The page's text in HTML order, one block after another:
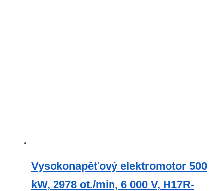
Vysokonapěťový elektromotor 500
kW, 2978 ot./min, 6 000 V, H17R-